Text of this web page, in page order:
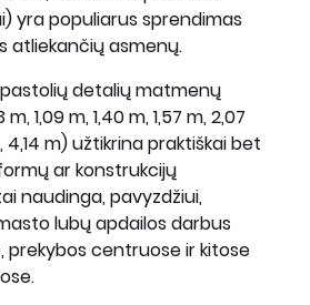
yra populiarus sprendimas
atliekančių asmenų.
detalių matmenų
1,09 m, 1,40 m, 1,57 m, 2,07
4,14 m) užtikrina praktiškai bet
ar konstrukcijų
naudinga, pavyzdžiui,
lubų apdailos darbus
prekybos centruose ir kitose